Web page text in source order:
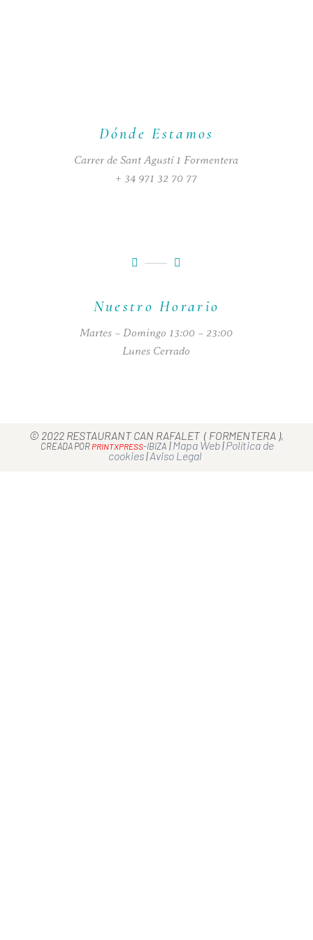
Dónde Estamos
Carrer de Sant Agustí 1 Formentera
+ 34 971 32 70 77
Nuestro Horario
Martes – Domingo 13:00 – 23:00
Lunes Cerrado
© 2022 RESTAURANT CAN RAFALET ( FORMENTERA ),
CREADA POR PRINTXPRESS-IBIZA |Mapa Web|Política de
cookies|Aviso Legal